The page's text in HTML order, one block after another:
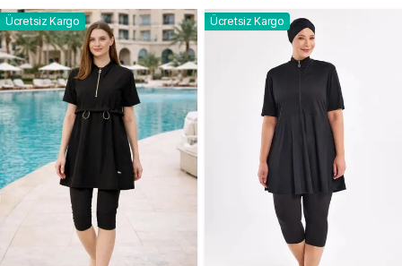
Ücretsiz Kargo Ücretsiz Kargo